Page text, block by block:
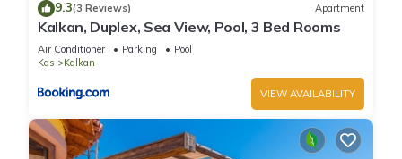
9.3(3 Reviews) Apartment
Kalkan, Duplex, Sea View, Pool, 3 Bed Rooms
Air Conditioner Parking
Pool
Kas
Kalkan
VIEW AVAILABILITY